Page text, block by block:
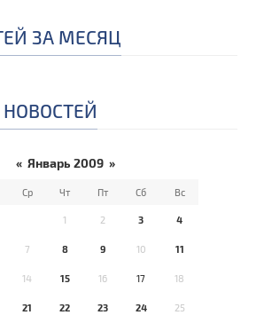
ЗА МЕСЯЦ
« Январь 2009 »
Ср Чт Пт Сб Вс
1 2 3 4
7 8 9 10 11
14 15 16 17 18
21 22 23 24 25